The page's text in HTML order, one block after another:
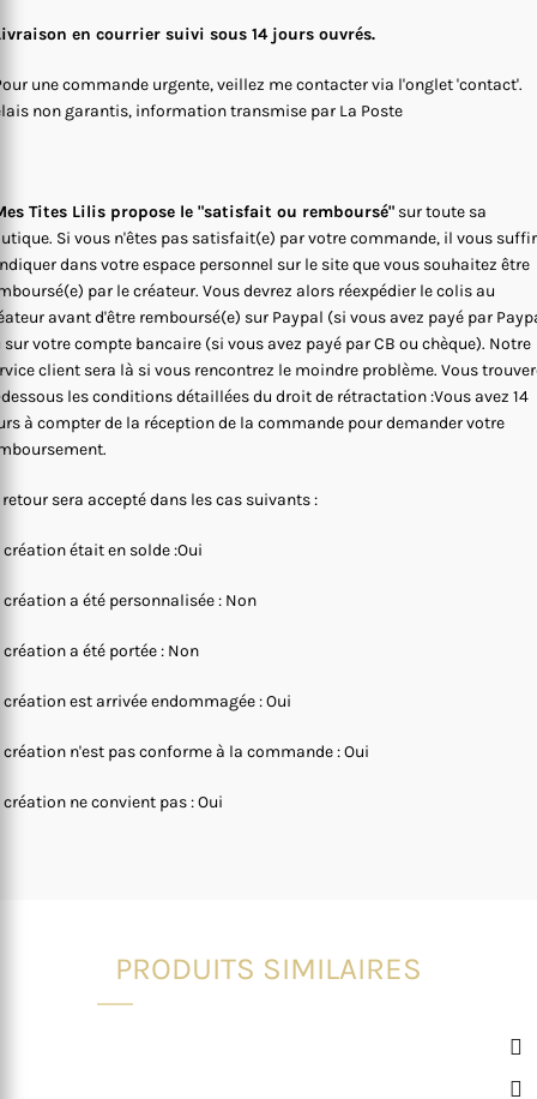
en courrier suivi sous 14 jours ouvrés.
une commande urgente, veillez me contacter via l'onglet 'contact'.
non garantis, information transmise par La Poste
Tites Lilis propose le "satisfait ou remboursé" sur toute sa
Si vous n'êtes pas satisfait(e) par votre commande, il vous
dans votre espace personnel sur le site que vous souhaitez être
par le créateur. Vous devrez alors réexpédier le colis au
avant d'être remboursé(e) sur Paypal (si vous avez payé par
sur votre compte bancaire (si vous avez payé par CB ou chèque). Notre
client sera là si vous rencontrez le moindre problème. Vous
les conditions détaillées du droit de rétractation :Vous avez 14
à compter de la réception de la commande pour demander votre
retour sera accepté dans les cas suivants :
création était en solde :Oui
création a été personnalisée : Non
création a été portée : Non
création est arrivée endommagée : Oui
création n'est pas conforme à la commande : Oui
création ne convient pas : Oui
PRODUITS SIMILAIRES